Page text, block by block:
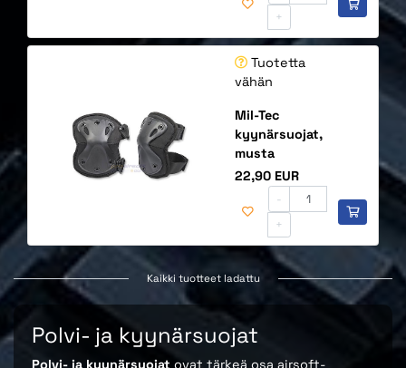
+
Tuotetta
vähän
Mil-Tec
kyynärsuojat,
musta
Hinta
22,90 EUR
-
+
Kaikki tuotteet ladattu
Polvi- ja kyynärsuojat
Polvi- ja kyynärsuojat ovat tärkeä osa airsoft-